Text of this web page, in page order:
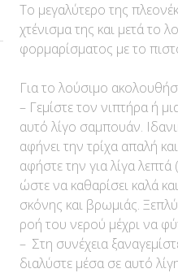
Το μεγαλύτερο της
χτένισμα της και μετά το
φορμαρίσματος με το
Για το λούσιμο
– Γεμίστε τον νιπτήρα ή
αυτό λίγο σαμπουάν.
αφήνει την τρίχα απαλή
αφήστε την για λίγα λεπτά
ώστε να καθαρίσει καλά
σκόνης και βρωμιάς.
ροή του νερού μέχρι να
– Στη συνέχεια
διαλύστε μέσα σε αυτό